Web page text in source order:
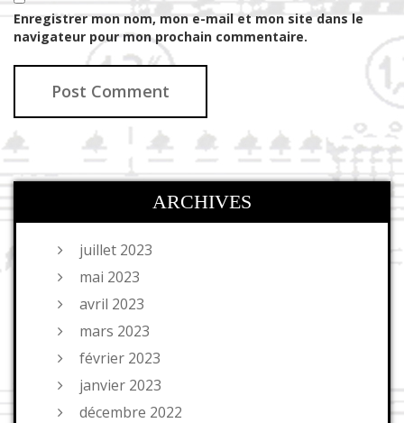
Enregistrer mon nom, mon e-mail et mon site dans le
navigateur pour mon prochain commentaire.
ARCHIVES
juillet 2023
mai 2023
avril 2023
mars 2023
février 2023
janvier 2023
décembre 2022